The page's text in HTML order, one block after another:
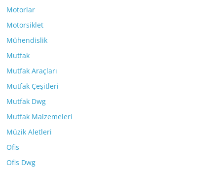
Motorlar
Motorsiklet
Mühendislik
Mutfak
Mutfak Araçları
Mutfak Çeşitleri
Mutfak Dwg
Mutfak Malzemeleri
Müzik Aletleri
Ofis
Ofis Dwg